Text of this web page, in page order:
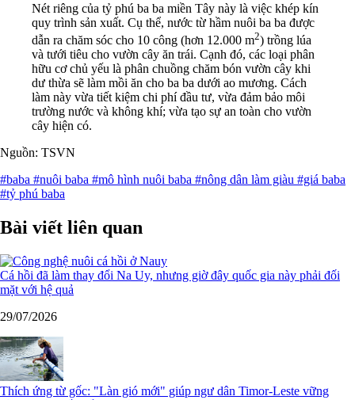
Nét riêng của tỷ phú ba ba miền Tây này là việc khép kín
quy trình sản xuất. Cụ thể, nước từ hầm nuôi ba ba được
dẫn ra chăm sóc cho 10 công (hơn 12.000 m2) trồng lúa
và tưới tiêu cho vườn cây ăn trái. Cạnh đó, các loại phân
hữu cơ chủ yếu là phân chuồng chăm bón vườn cây khi
dư thừa sẽ làm mồi ăn cho ba ba dưới ao mương. Cách
làm này vừa tiết kiệm chi phí đầu tư, vừa đảm bảo môi
trường nước và không khí; vừa tạo sự an toàn cho vườn
cây hiện có.
Nguồn: TSVN
#baba #nuôi baba #mô hình nuôi baba #nông dân làm giàu #giá baba
#tỷ phú baba
Bài viết liên quan
Cá hồi đã làm thay đổi Na Uy, nhưng giờ đây quốc gia này phải đối
mặt với hệ quả
29/07/2026
Thích ứng từ gốc: "Làn gió mới" giúp ngư dân Timor-Leste vững